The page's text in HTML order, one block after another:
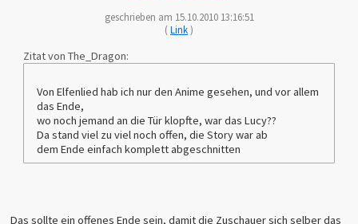
geschrieben am 15.10.2010 13:16:51
(Link)
Zitat von The_Dragon:
Von Elfenlied hab ich nur den Anime gesehen, und vor allem
das Ende,
wo noch jemand an die Tür klopfte, war das Lucy??
Da stand viel zu viel noch offen, die Story war ab
dem Ende einfach komplett abgeschnitten
Das sollte ein offenes Ende sein, damit die Zuschauer sich selber das